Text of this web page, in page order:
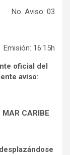
No. Aviso: 03
Emisión: 16:15h
oficial del
aviso:
MAR CARIBE